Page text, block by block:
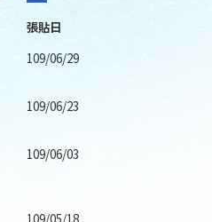
張貼日
109/06/29
109/06/23
109/06/03
109/05/18